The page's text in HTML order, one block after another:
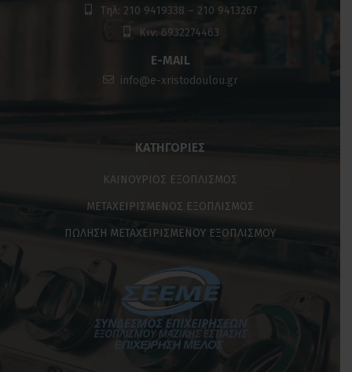
Τηλ: 210 9419338 – 210 9413267
Κιν: 6932274463
E-MAIL
info@e-xristodoulou.gr
ΚΑΤΗΓΟΡΊΕΣ
ΚΑΙΝΟΥΡΙΟΣ ΕΞΟΠΛΙΣΜΟΣ
ΜΕΤΑΧΕΙΡΙΣΜΕΝΟΣ ΕΞΟΠΛΙΣΜΟΣ
ΠΩΛΗΣΗ ΜΕΤΑΧΕΙΡΙΣΜΕΝΟΥ ΕΞΟΠΛΙΣΜΟΥ